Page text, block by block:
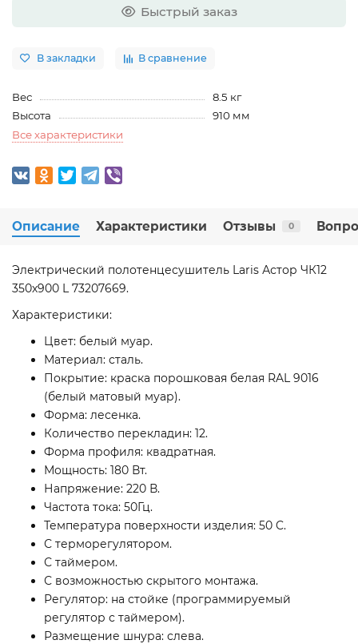
Быстрый заказ
В закладки В сравнение
Вес
8.5 кг
Высота
910 мм
Все характеристики
Описание Характеристики Отзывы 0
Электрический полотенцесушитель Laris Астор ЧК12
350х900 L 73207669.
Характеристики:
Цвет: белый муар.
Материал: сталь.
Покрытие: краска порошковая белая RAL 9016
(белый матовый муар).
Форма: лесенка.
Количество перекладин: 12.
Форма профиля: квадратная.
Мощность: 180 Вт.
Напряжение: 220 В.
Частота тока: 50Гц.
Температура поверхности изделия: 50 C.
С терморегулятором.
С таймером.
С возможностью скрытого монтажа.
Регулятор: на стойке (программируемый
регулятор с таймером).
Размещение шнура: слева.